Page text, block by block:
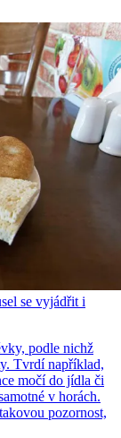
se vyjádřit i
podle nichž
Tvrdí například,
močí do jídla či
v horách.
pozornost,